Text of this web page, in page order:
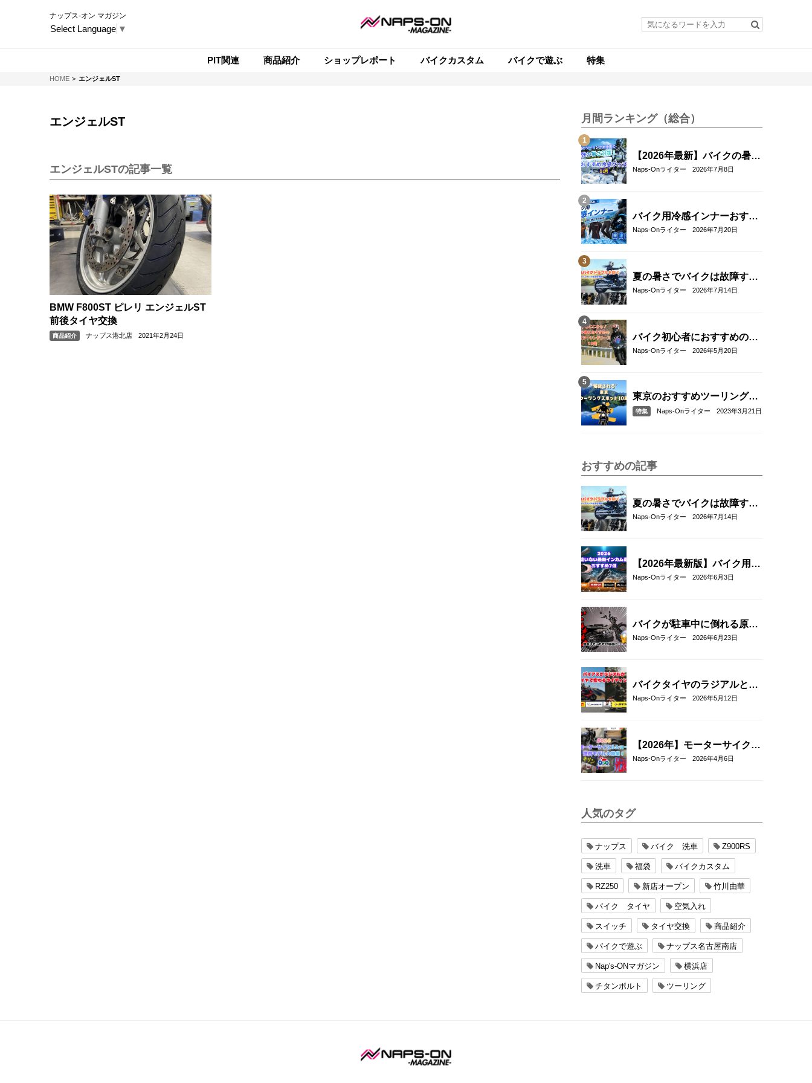
ナップス-オン マガジン
Select Language ▼
PIT関連 商品紹介 ショップレポート バイクカスタム バイクで遊ぶ 特集
HOMENAPS-ON マガジン
エンジェルST
エンジェルST
エンジェルSTの記事一覧
BMW F800ST ピレリ エンジェルST
前後タイヤ交換
商品紹介 ナップス港北店 2021年2月24日
月間ランキング（総合）
【2026年最新】バイクの暑さ
対策・冷感グッズおすすめ8
Naps-Onライター 2026年7月8日
バイク用冷感インナーおすす
め22選！夏のツーリングを快
Naps-Onライター 2026年7月20日
夏の暑さでバイクは故障す
る？起こりやすいトラブルと
Naps-Onライター 2026年7月14日
バイク初心者におすすめの関
東近郊ツーリングコース10選
Naps-Onライター 2026年5月20日
東京のおすすめツーリングス
ポット10選
特集 Naps-Onライター 2023年3月21日
おすすめの記事
夏の暑さでバイクは故障す
る？起こりやすいトラブルと
Naps-Onライター 2026年7月14日
【2026年最新版】バイク用イ
ンカムおすすめ7選｜選び方
Naps-Onライター 2026年6月3日
バイクが駐車中に倒れる原因
と対策5選｜転倒防止テクニ
Naps-Onライター 2026年6月23日
バイクタイヤのラジアルとバ
イアスの違いとは？特徴・選
Naps-Onライター 2026年5月12日
【2026年】モーターサイクル
ショー注目モデル総まとめ｜
Naps-Onライター 2026年4月6日
人気のタグ
ナップス バイク 洗車 Z900RS
洗車 福袋 バイクカスタム
RZ250 新店オープン 竹川由華
バイク タイヤ 空気入れ
スイッチ タイヤ交換 商品紹介
バイクで遊ぶ ナップス名古屋南店
Nap's-ONマガジン 横浜店
チタンボルト ツーリング